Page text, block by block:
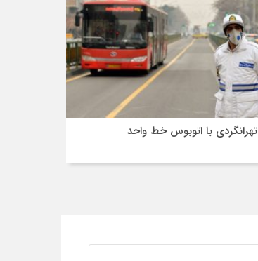
تهرانگردی با اتوبوس خط واحد